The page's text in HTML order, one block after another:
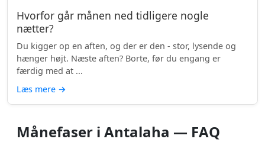
Hvorfor går månen ned tidligere nogle
nætter?
Du kigger op en aften, og der er den - stor, lysende og
hænger højt. Næste aften? Borte, før du engang er
færdig med at ...
Læs mere →
Månefaser i Antalaha — FAQ